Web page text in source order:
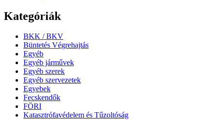
Kategóriák
BKK / BKV
Büntetés Végrehajtás
Egyéb
Egyéb járművek
Egyéb szerek
Egyéb szervezetek
Egyebek
Fecskendők
FÖRI
Katasztrófavédelem és Tűzoltóság